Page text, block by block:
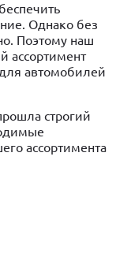
Однако без
Поэтому наш
ассортимент
автомобилей
строгий
ассортимента